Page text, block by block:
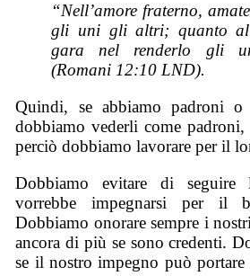
“Nell’amore fraterno,
gli uni gli altri; quanto
gara nel renderlo gli
(Romani 12:10 LND).
Quindi, se abbiamo padroni o
dobbiamo vederli come
perciò dobbiamo lavorare per il
Dobbiamo evitare di
vorrebbe impegnarsi per il
Dobbiamo onorare sempre i
ancora di più se sono credenti.
se il nostro impegno può